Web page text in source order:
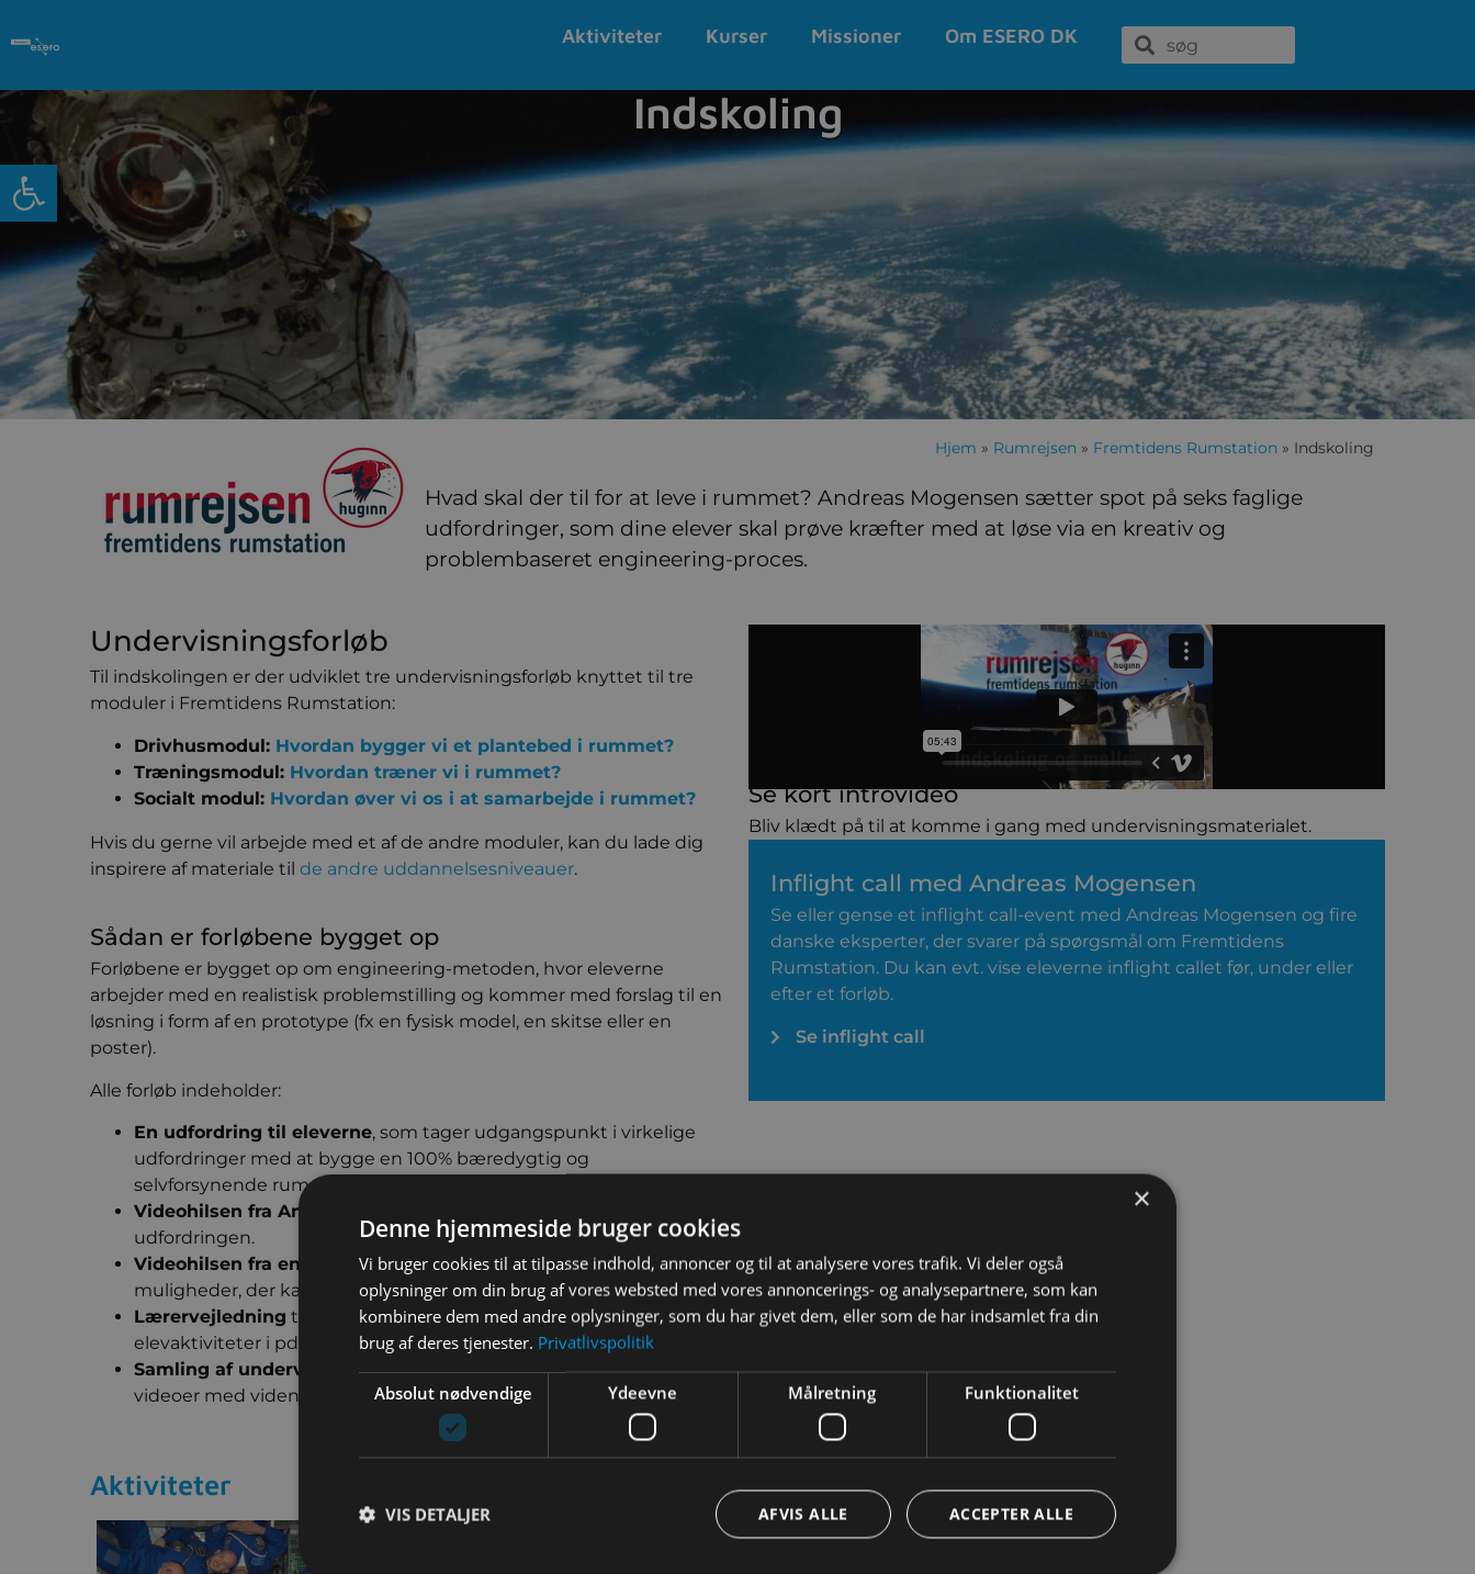
Open toolbar
Aktiviteter Kurser Missioner Om ESERO DK
Indskoling
Hjem » Rumrejsen » Fremtidens Rumstation » Indskoling
Hvad skal der til for at leve i rummet? Andreas Mogensen sætter spot på seks faglige
udfordringer, som dine elever skal prøve kræfter med at løse via en kreativ og
problembaseret engineering-proces.
Undervisningsforløb
Til indskolingen er der udviklet tre undervisningsforløb knyttet til tre
moduler i Fremtidens Rumstation:
Drivhusmodul: Hvordan bygger vi et plantebed i rummet?
Træningsmodul: Hvordan træner vi i rummet?
Socialt modul: Hvordan øver vi os i at samarbejde i rummet?
Hvis du gerne vil arbejde med et af de andre moduler, kan du lade dig
inspirere af materiale til de andre uddannelsesniveauer.
Sådan er forløbene bygget op
Forløbene er bygget op om engineering-metoden, hvor eleverne
arbejder med en realistisk problemstilling og kommer med forslag til en
løsning i form af en prototype (fx en fysisk model, en skitse eller en
poster).
Alle forløb indeholder:
En udfordring til eleverne, som tager udgangspunkt i virkelige
udfordringer med at bygge en 100% bæredygtig og
selvforsynende rumstation.
Videohilsen fra Andreas Mogensen
udfordringen.
Videohilsen fra en virksomhed, som fortæller om teknologiske
muligheder, der kan bidrage til løsningen.
Lærervejledning til en engineering-udfordring med tilhørende
elevaktiviteter i pdf.
Samling af undervisningsmateriale, fx websites, artikler eller
videoer med viden om emnet eller yderligere aktiviteter til elever.
Se kort introvideo
Bliv klædt på til at komme i gang med undervisningsmaterialet.
Inflight call med Andreas Mogensen
Se eller gense et inflight call-event med Andreas Mogensen og fire
danske eksperter, der svarer på spørgsmål om Fremtidens
Rumstation. Du kan evt. vise eleverne inflight callet før, under eller
efter et forløb.
Se inflight call
Aktiviteter
×
Denne hjemmeside bruger cookies
Vi bruger cookies til at tilpasse indhold, annoncer og til at analysere vores trafik. Vi deler også
oplysninger om din brug af vores websted med vores annoncerings- og analysepartnere, som kan
kombinere dem med andre oplysninger, som du har givet dem, eller som de har indsamlet fra din
brug af deres tjenester. Privatlivspolitik
Absolut nødvendige Ydeevne Målretning Funktionalitet
ACCEPTER ALLE
AFVIS ALLE
VIS DETALJER